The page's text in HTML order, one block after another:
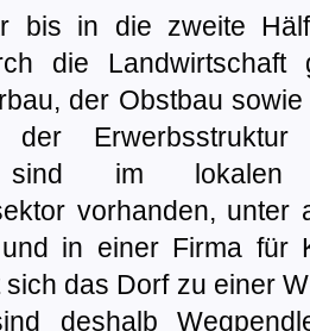
bis in die zweite
die
der Obstbau
sind im
vorhanden,
in einer Firma für
das Dorf zu einer
deshalb